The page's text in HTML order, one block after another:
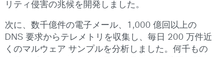
リティ侵害の兆候を開発しました。
次に、数千億件の電子メール、1,000 億回以上の
DNS 要求からテレメトリを収集し、毎日 200 万件近
くのマルウェア サンプルを分析しました。何千もの